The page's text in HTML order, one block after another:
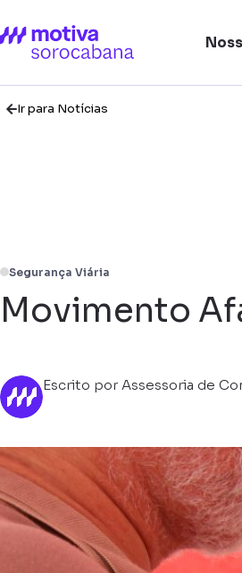
Ir para Notícias
Segurança Viária
Movimento
Escrito por Assessoria de